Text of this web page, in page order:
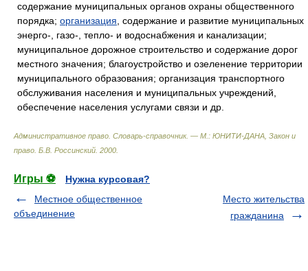
содержание муниципальных органов охраны общественного
порядка; организация , содержание и развитие муниципальных
энерго-, газо-, тепло- и водоснабжения и канализации;
муниципальное дорожное строительство и содержание дорог
местного значения; благоустройство и озеленение территории
муниципального образования; организация транспортного
обслуживания населения и муниципальных учреждений,
обеспечение населения услугами связи и др.
Административное право. Словарь-справочник. — М.: ЮНИТИ-ДАНА, Закон и
право Б.В. Россинский 2000
Игры ⚽
Нужна курсовая?
Местное общественное
объединение
Место жительства
гражданина